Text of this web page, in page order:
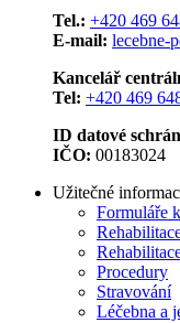
Tel.: +420 469
E-mail: lecebne-
Kancelář
Tel: +420 469
ID datové
IČO: 00183024
Užitečné
Formuláře
Procedury
Stravování
Léčebna a